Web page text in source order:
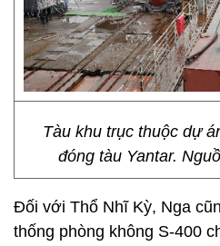
Tàu khu trục thuộc dự
đóng tàu Yantar.
Đối với Thổ Nhĩ Kỳ, Nga
thống phòng không S-400